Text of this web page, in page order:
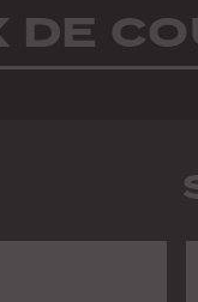
DE